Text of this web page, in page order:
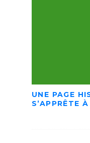
UNE PAGE
S’APPRÊTE